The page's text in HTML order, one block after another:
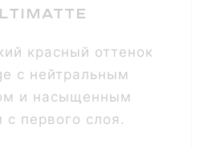
с нейтральным
и насыщенным
с первого слоя.